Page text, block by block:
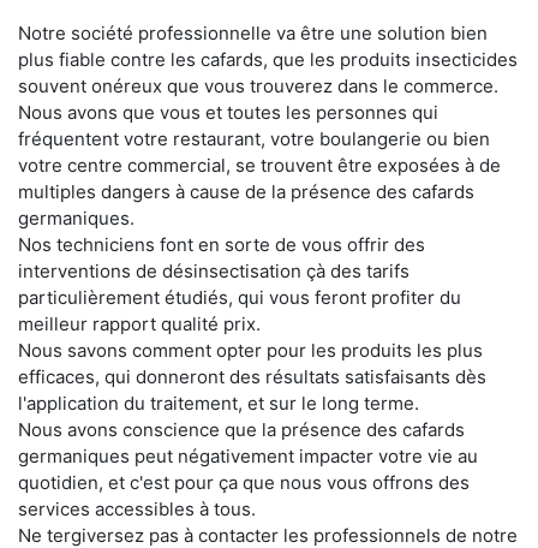
Notre société professionnelle va être une solution bien
plus fiable contre les cafards, que les produits insecticides
souvent onéreux que vous trouverez dans le commerce.
Nous avons que vous et toutes les personnes qui
fréquentent votre restaurant, votre boulangerie ou bien
votre centre commercial, se trouvent être exposées à de
multiples dangers à cause de la présence des cafards
germaniques.
Nos techniciens font en sorte de vous offrir des
interventions de désinsectisation çà des tarifs
particulièrement étudiés, qui vous feront profiter du
meilleur rapport qualité prix.
Nous savons comment opter pour les produits les plus
efficaces, qui donneront des résultats satisfaisants dès
l'application du traitement, et sur le long terme.
Nous avons conscience que la présence des cafards
germaniques peut négativement impacter votre vie au
quotidien, et c'est pour ça que nous vous offrons des
services accessibles à tous.
Ne tergiversez pas à contacter les professionnels de notre